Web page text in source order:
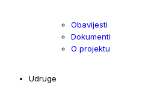
Obavijesti
Dokumenti
O projektu
Udruge